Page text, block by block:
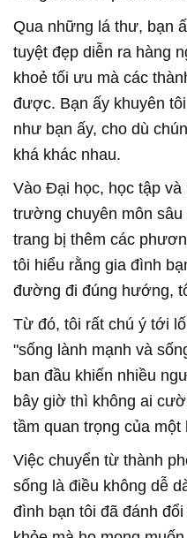
Qua những lá thư, bạn
tuyệt đẹp diễn ra hàng
khoẻ tối ưu mà các
được. Bạn ấy khuyên
như bạn ấy, cho dù
khá khác nhau.
Vào Đại học, học tập
trường chuyên môn
trang bị thêm các
tôi hiểu rằng gia đình
đường đi đúng hướng,
Từ đó, tôi rất chú ý tới
"sống lành mạnh và
ban đầu khiến nhiều
bây giờ thì không ai
tầm quan trọng của
Việc chuyển từ thành
sống là điều không dễ
đình bạn tôi đã đánh